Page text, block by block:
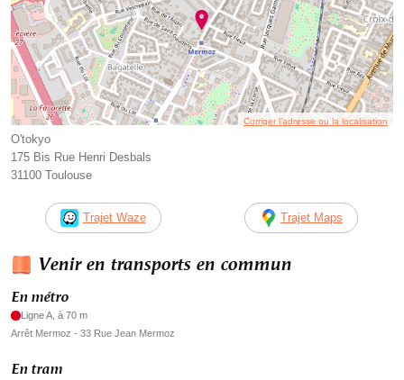
Corriger l’adresse ou la localisation
O'tokyo
175 Bis Rue Henri Desbals
31100 Toulouse
Trajet Waze Trajet Maps
Venir en transports en commun
En métro
Ligne A, à 70 m
Arrêt Mermoz - 33 Rue Jean Mermoz
En tram